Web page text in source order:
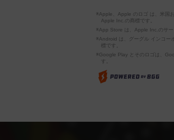
※Apple、Apple のロゴ は、米国
Apple Inc.の商標です。
※App Store は、Apple Inc.のサー
※Android は、グーグル インコー
標です。
※Google Play とそのロゴは、
す。